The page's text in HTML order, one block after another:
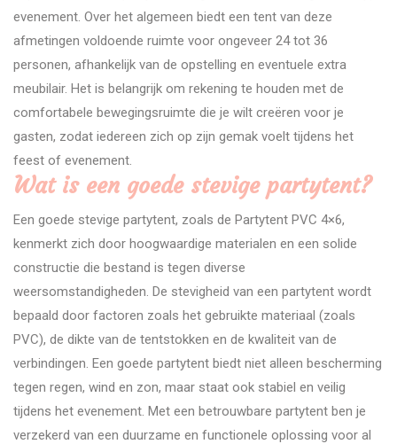
evenement. Over het algemeen biedt een tent van deze
afmetingen voldoende ruimte voor ongeveer 24 tot 36
personen, afhankelijk van de opstelling en eventuele extra
meubilair. Het is belangrijk om rekening te houden met de
comfortabele bewegingsruimte die je wilt creëren voor je
gasten, zodat iedereen zich op zijn gemak voelt tijdens het
feest of evenement.
Wat is een goede stevige partytent?
Een goede stevige partytent, zoals de Partytent PVC 4×6,
kenmerkt zich door hoogwaardige materialen en een solide
constructie die bestand is tegen diverse
weersomstandigheden. De stevigheid van een partytent wordt
bepaald door factoren zoals het gebruikte materiaal (zoals
PVC), de dikte van de tentstokken en de kwaliteit van de
verbindingen. Een goede partytent biedt niet alleen bescherming
tegen regen, wind en zon, maar staat ook stabiel en veilig
tijdens het evenement. Met een betrouwbare partytent ben je
verzekerd van een duurzame en functionele oplossing voor al